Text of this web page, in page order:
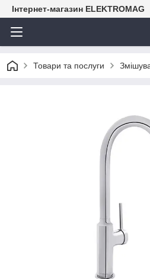
Інтернет-магазин ELEKTROMAG
Товари та послуги